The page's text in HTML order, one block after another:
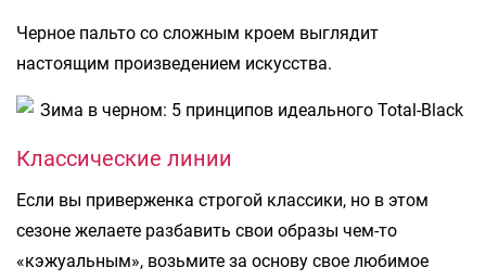
Черное пальто со сложным кроем выглядит
настоящим произведением искусства.
Классические линии
Если вы приверженка строгой классики, но в этом
сезоне желаете разбавить свои образы чем-то
«кэжуальным», возьмите за основу свое любимое